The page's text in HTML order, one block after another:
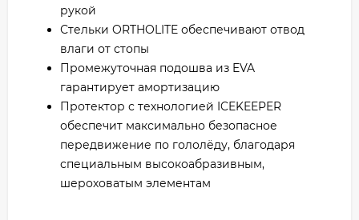
рукой
Стельки ORTHOLITE обеспечивают отвод
влаги от стопы
Промежуточная подошва из EVA
гарантирует амортизацию
Протектор с технологией ICEKEEPER
обеспечит максимально безопасное
передвижение по гололёду, благодаря
специальным высокоабразивным,
шероховатым элементам